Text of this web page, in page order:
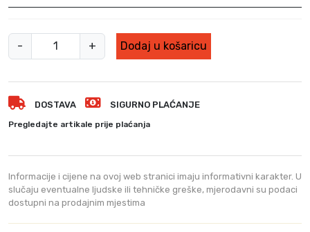
-
k
u
l
t
o
r
s
k
+ Dodaj u košaricu
DOSTAVA SIGURNO PLAĆANJE
Pregledajte artikale prije plaćanja
Informacije i cijene na ovoj web stranici imaju informativni karakter. U
slučaju eventualne ljudske ili tehničke greške, mjerodavni su podaci
dostupni na prodajnim mjestima